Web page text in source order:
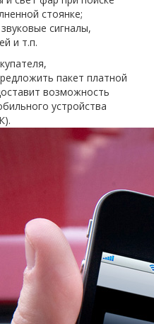
стоянке;
сигналы,
и т.п.
пакет платной
возможность
устройства